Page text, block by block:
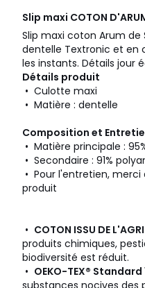
Slip maxi COTON
Slip maxi coton Arum de
dentelle Textronic et en
les instants. Détails jour
Détails produit
• Culotte maxi
• Matière : dentelle
Composition et
• Matière principale :
• Secondaire : 91%
• Pour l'entretien,
produit
• COTON ISSU DE
produits chimiques,
biodiversité est réduit.
• OEKO-TEX® Standard
substances nocives des